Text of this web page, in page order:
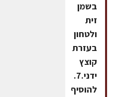
בשמן
זית
ולטחון
בעזרת
קוצץ
ידני.7.
להוסיף